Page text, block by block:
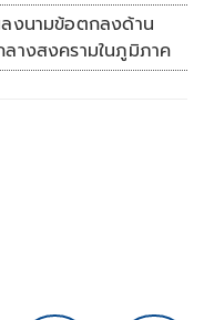
งนามข้อตกลงด้าน
ลางสงครามในภูมิภาค